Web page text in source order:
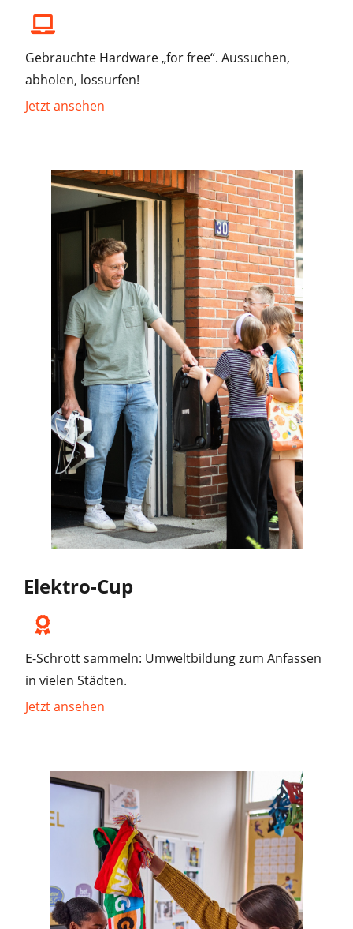
Gebrauchte Hardware „for free“. Aussuchen,
abholen, lossurfen!
Jetzt ansehen
Elektro-Cup
E-Schrott sammeln: Umweltbildung zum Anfassen
in vielen Städten.
Jetzt ansehen